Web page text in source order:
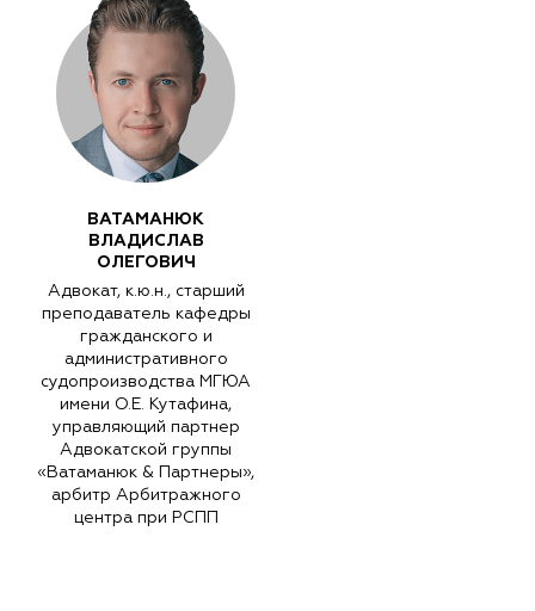
ВАТАМАНЮК
ВЛАДИСЛАВ
ОЛЕГОВИЧ
Адвокат, к.ю.н., старший
преподаватель кафедры
гражданского и
административного
судопроизводства МГЮА
имени О.Е. Кутафина,
управляющий партнер
Адвокатской группы
«Ватаманюк & Партнеры»,
арбитр Арбитражного
центра при РСПП